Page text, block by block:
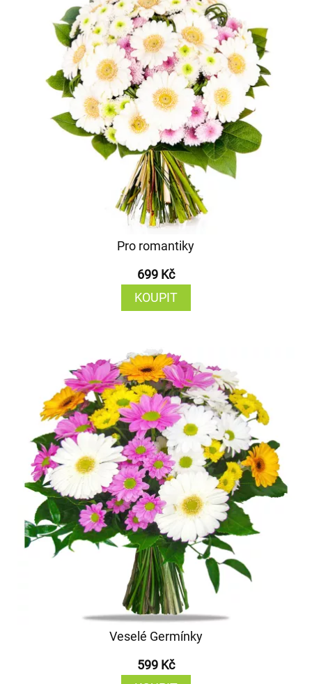
Pro romantiky
699 Kč
KOUPIT
Veselé Germínky
599 Kč